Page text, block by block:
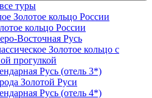
туры
Золотое кольцо России
кольцо России
Восточная Русь
Золотое кольцо с
прогулкой
Русь (отель 3*)
Золотой Руси
Русь (отель 4*)